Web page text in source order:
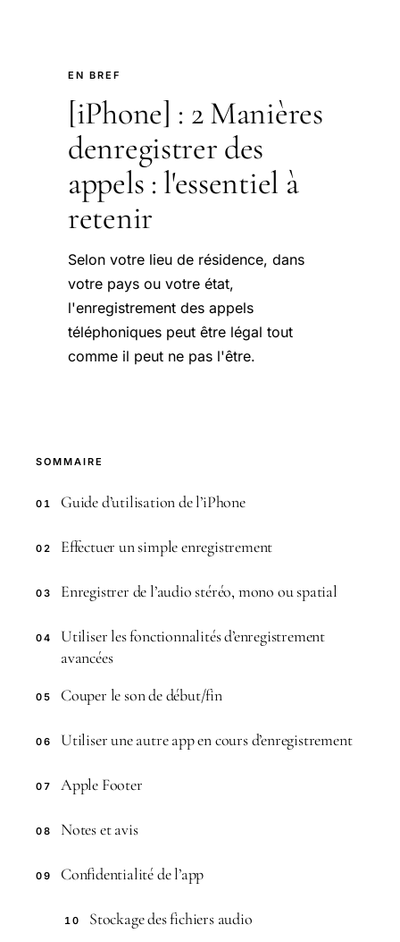
EN BREF
[iPhone] : 2 Manières
denregistrer des
appels : l'essentiel à
retenir
Selon votre lieu de résidence, dans
votre pays ou votre état,
l'enregistrement des appels
téléphoniques peut être légal tout
comme il peut ne pas l'être.
SOMMAIRE
01 Guide d’utilisation de l’iPhone
02 Effectuer un simple enregistrement
03 Enregistrer de l’audio stéréo, mono ou spatial
04
Utiliser les fonctionnalités d’enregistrement
avancées
05 Couper le son de début/fin
06 Utiliser une autre app en cours d’enregistrement
07 Apple Footer
08 Notes et avis
09 Confidentialité de l’app
10 Stockage des fichiers audio